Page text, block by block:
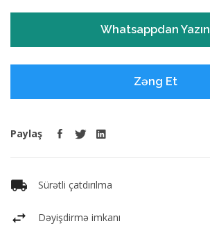
Whatsappdan Yazın
Zəng Et
Paylaş
Sürətli çatdırılma
Dəyişdirmə imkanı